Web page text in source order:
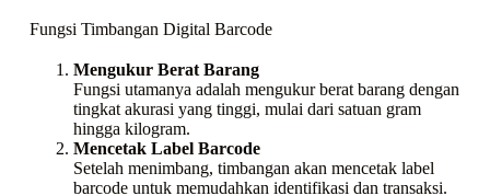
Fungsi Timbangan Digital Barcode
Mengukur Berat Barang
Fungsi utamanya adalah mengukur berat barang dengan
tingkat akurasi yang tinggi, mulai dari satuan gram
hingga kilogram.
Mencetak Label Barcode
Setelah menimbang, timbangan akan mencetak label
barcode untuk memudahkan identifikasi dan transaksi.